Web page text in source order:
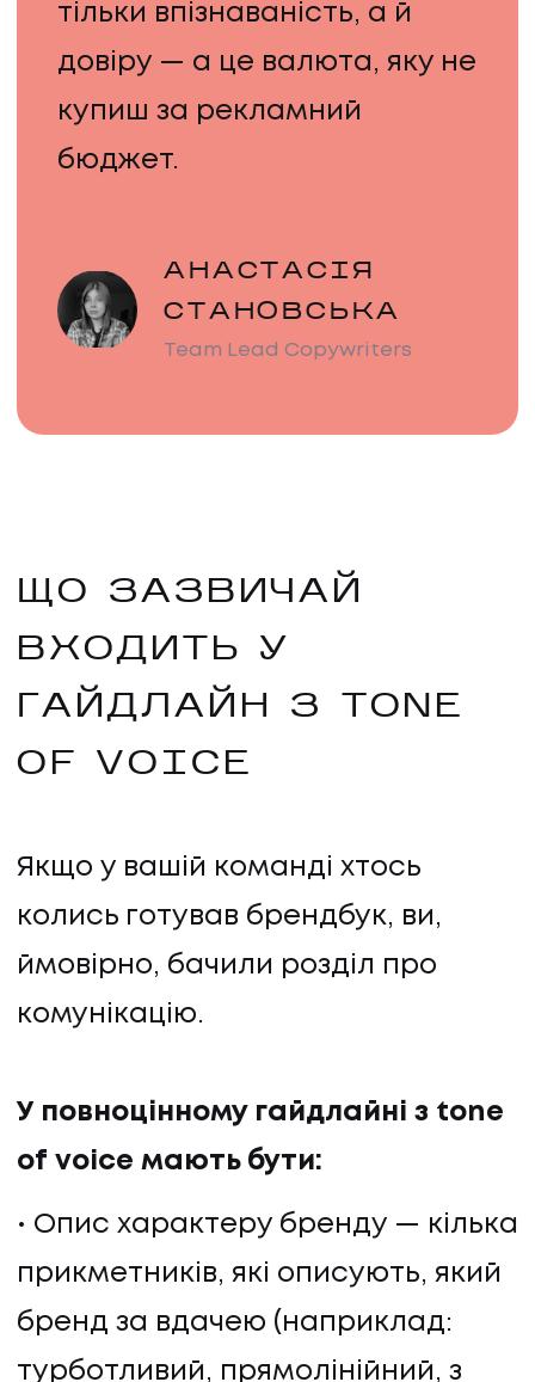
тільки впізнаваність, а й
довіру — а це валюта, яку не
купиш за рекламний
бюджет.
АНАСТАСІЯ
СТАНОВСЬКА
Team Lead Copywriters
ЩО ЗАЗВИЧАЙ
ВХОДИТЬ У
ГАЙДЛАЙН З TONE
OF VOICE
Якщо у вашій команді хтось
колись готував брендбук, ви,
ймовірно, бачили розділ про
комунікацію.
У повноцінному гайдлайні з tone
of voice мають бути:
Опис характеру бренду — кілька
прикметників, які описують, який
бренд за вдачею (наприклад:
турботливий, прямолінійний, з
КАР'ЄРА
БЛОГ
БЛОГ
ПРО НАС